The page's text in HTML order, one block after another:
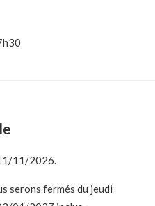
11/2026.
serons fermés du jeudi